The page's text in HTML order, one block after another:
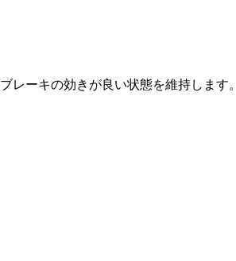
レーキの効きが良い状態を維持します。